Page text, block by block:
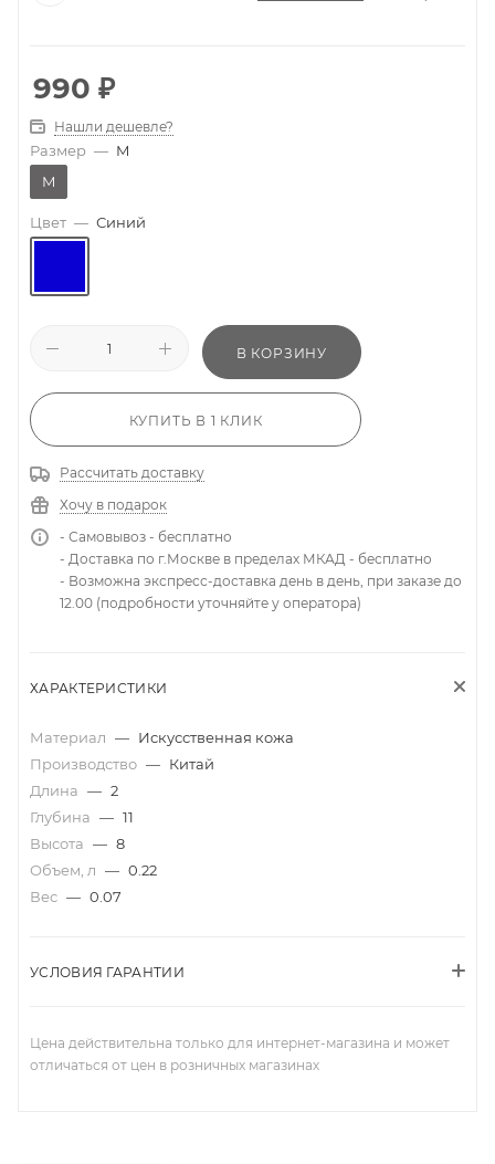
990 ₽
Нашли дешевле?
Размер — M
M
Цвет — Синий
В КОРЗИНУ
КУПИТЬ В 1 КЛИК
Рассчитать доставку
Хочу в подарок
- Самовывоз - бесплатно
- Доставка по г.Москве в пределах МКАД - бесплатно
- Возможна экспресс-доставка день в день, при заказе до
12.00 (подробности уточняйте у оператора)
ХАРАКТЕРИСТИКИ
Материал — Искусственная кожа
Производство — Китай
Длина — 2
Глубина — 11
Высота — 8
Объем, л — 0.22
Вес — 0.07
УСЛОВИЯ ГАРАНТИИ
Цена действительна только для интернет-магазина и может
отличаться от цен в розничных магазинах